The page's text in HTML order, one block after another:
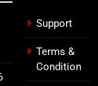
Support
Terms &
Condition